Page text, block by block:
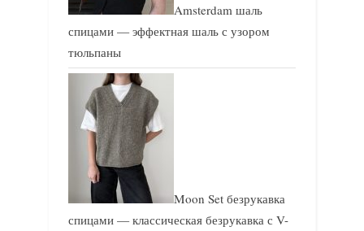
Amsterdam шаль
спицами — эффектная шаль с узором
тюльпаны
Moon Set безрукавка
спицами — классическая безрукавка с V-